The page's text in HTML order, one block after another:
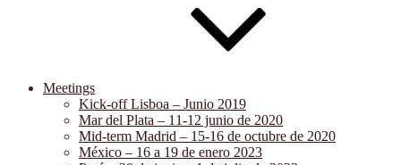
Meetings
Kick-off Lisboa – Junio 2019
Mar del Plata – 11-12 junio de 2020
Mid-term Madrid – 15-16 de octubre de 2020
México – 16 a 19 de enero 2023